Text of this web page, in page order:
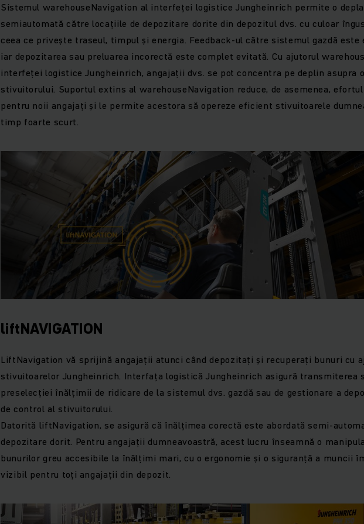
Sistemul warehouseNavigation al interfeței logistice Jungheinrich permite o
semiautomată către locațiile de depozitare dorite din depozitul dvs. cu culoar
ceea ce privește traseul, timpul și energia. Feedback-ul către sistemul gazdă este
iar depozitarea sau preluarea incorectă este complet evitată. Cu ajutorul
interfeței logistice Jungheinrich, angajații dvs. se pot concentra pe deplin asupra
stivuitorului. Suportul extins al warehouseNavigation reduce, de asemenea,
pentru noii angajați și le permite acestora să opereze eficient stivuitoarele
timp foarte scurt.
liftNAVIGATION
LiftNavigation vă sprijină angajații atunci când depozitați și recuperați bunuri cu
stivuitoarelor Jungheinrich. Interfața logistică Jungheinrich asigură transmiterea
preselecției înălțimii de ridicare de la sistemul dvs. gazdă sau de gestionare a
de control al stivuitorului.
Datorită liftNavigation, se asigură că înălțimea corectă este abordată semi-
depozitare dorit. Pentru angajații dumneavoastră, acest lucru înseamnă o
bunurilor greu accesibile la înălțimi mari, cu o ergonomie și o siguranță a muncii
vizibil pentru toți angajații din depozit.